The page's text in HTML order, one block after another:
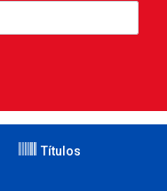
Títulos